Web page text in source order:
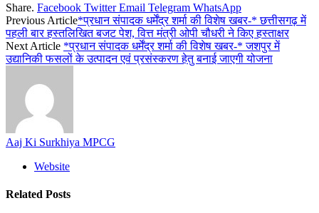
Share. Facebook Twitter Email Telegram WhatsApp
Previous Article*प्रधान संपादक धर्मेंद्र शर्मा की विशेष खबर-* छत्तीसगढ़ में
पहली बार हस्तलिखित बजट पेश, वित्त मंत्री ओपी चौधरी ने किए हस्ताक्षर
Next Article *प्रधान संपादक धर्मेंद्र शर्मा की विशेष खबर-* जशपुर में
उद्यानिकी फसलों के उत्पादन एवं प्रसंस्करण हेतु बनाई जाएगी योजना
Aaj Ki Surkhiya MPCG
Website
Related Posts